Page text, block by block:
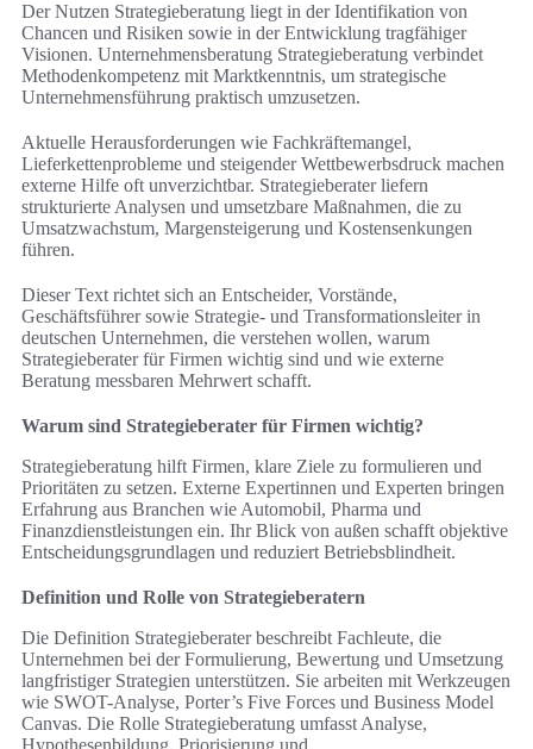
Der Nutzen Strategieberatung liegt in der Identifikation von
Chancen und Risiken sowie in der Entwicklung tragfähiger
Visionen. Unternehmensberatung Strategieberatung verbindet
Methodenkompetenz mit Marktkenntnis, um strategische
Unternehmensführung praktisch umzusetzen.
Aktuelle Herausforderungen wie Fachkräftemangel,
Lieferkettenprobleme und steigender Wettbewerbsdruck machen
externe Hilfe oft unverzichtbar. Strategieberater liefern
strukturierte Analysen und umsetzbare Maßnahmen, die zu
Umsatzwachstum, Margensteigerung und Kostensenkungen
führen.
Dieser Text richtet sich an Entscheider, Vorstände,
Geschäftsführer sowie Strategie- und Transformationsleiter in
deutschen Unternehmen, die verstehen wollen, warum
Strategieberater für Firmen wichtig sind und wie externe
Beratung messbaren Mehrwert schafft.
Warum sind Strategieberater für Firmen wichtig?
Strategieberatung hilft Firmen, klare Ziele zu formulieren und
Prioritäten zu setzen. Externe Expertinnen und Experten bringen
Erfahrung aus Branchen wie Automobil, Pharma und
Finanzdienstleistungen ein. Ihr Blick von außen schafft objektive
Entscheidungsgrundlagen und reduziert Betriebsblindheit.
Definition und Rolle von Strategieberatern
Die Definition Strategieberater beschreibt Fachleute, die
Unternehmen bei der Formulierung, Bewertung und Umsetzung
langfristiger Strategien unterstützen. Sie arbeiten mit Werkzeugen
wie SWOT-Analyse, Porter’s Five Forces und Business Model
Canvas. Die Rolle Strategieberatung umfasst Analyse,